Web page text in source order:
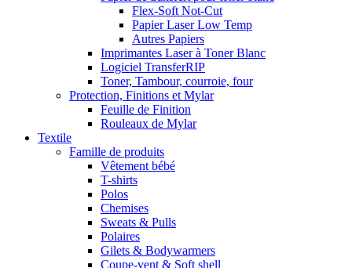
Flex-Soft Not-Cut
Papier Laser Low Temp
Autres Papiers
Imprimantes Laser à Toner Blanc
Logiciel TransferRIP
Toner, Tambour, courroie, four
Protection, Finitions et Mylar
Feuille de Finition
Rouleaux de Mylar
Textile
Famille de produits
Vêtement bébé
T-shirts
Polos
Chemises
Sweats & Pulls
Polaires
Gilets & Bodywarmers
Coupe-vent & Soft shell